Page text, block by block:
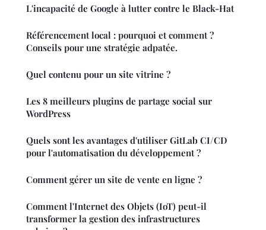
L'incapacité de Google à lutter contre le Black-Hat
Référencement local : pourquoi et comment ?
Conseils pour une stratégie adpatée.
Quel contenu pour un site vitrine ?
Les 8 meilleurs plugins de partage social sur
WordPress
Quels sont les avantages d'utiliser GitLab CI/CD
pour l'automatisation du développement ?
Comment gérer un site de vente en ligne ?
Comment l'Internet des Objets (IoT) peut-il
transformer la gestion des infrastructures